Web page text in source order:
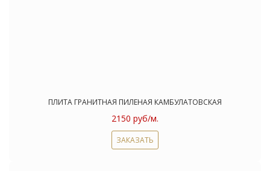
ПЛИТА ГРАНИТНАЯ ПИЛЕНАЯ КАМБУЛАТОВСКАЯ
2150 руб/м.
ЗАКАЗАТЬ